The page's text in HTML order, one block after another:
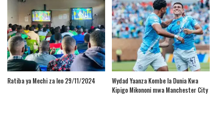
Ratiba ya Mechi za leo 29/11/2024
Wydad Yaanza Kombe la Dunia Kwa
Kipigo Mikononi mwa Manchester City